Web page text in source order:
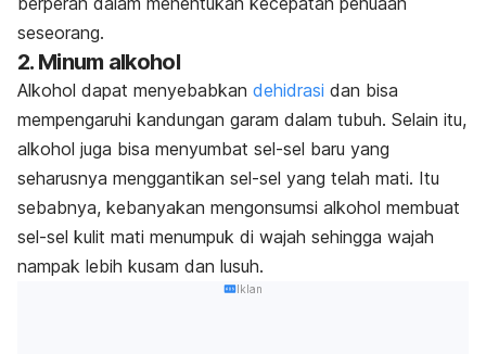
seseorang.
2. Minum alkohol
Alkohol dapat menyebabkan dehidrasi dan bisa
mempengaruhi kandungan garam dalam tubuh. Selain itu,
alkohol juga bisa menyumbat sel-sel baru yang
seharusnya menggantikan sel-sel yang telah mati. Itu
sebabnya, kebanyakan mengonsumsi alkohol membuat
sel-sel kulit mati menumpuk di wajah sehingga wajah
nampak lebih kusam dan lusuh.
Iklan